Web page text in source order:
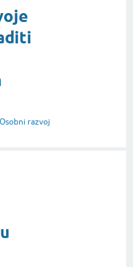
Osobni razvoj